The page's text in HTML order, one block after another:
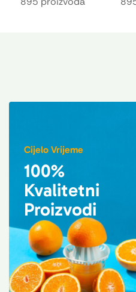
Cijelo Vrijeme
100%
Kvalitetni
Proizvodi